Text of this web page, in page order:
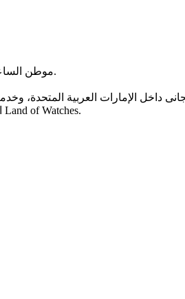
Land of Watches، موطن الساعات الأصلیة مع أکثر من 20 عامًا من الخبرة فی بیع الساعات عبر الإنترنت.
، واختر ساعتک المثالیة الیوم من Land of Watches.